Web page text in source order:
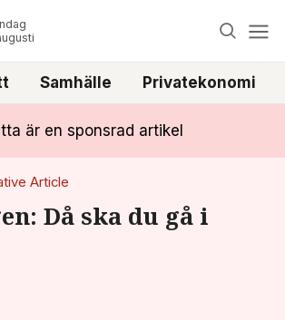
Samhälle Privatekonomi
är en sponsrad artikel
Article
Då ska du gå i